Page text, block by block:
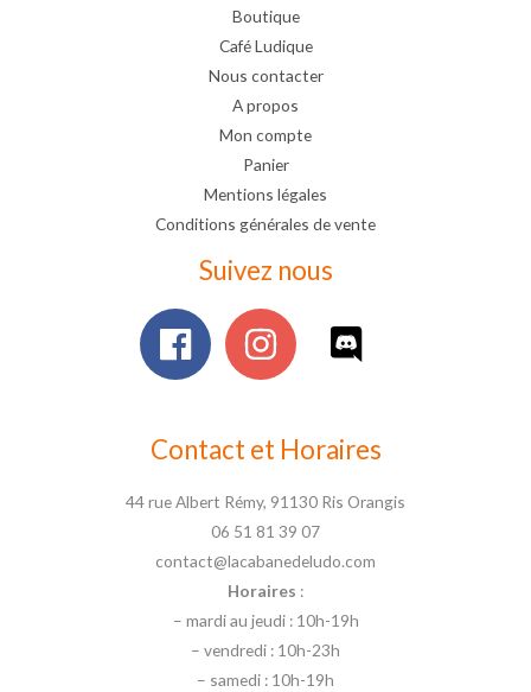
Boutique
Café Ludique
Nous contacter
A propos
Mon compte
Panier
Mentions légales
Conditions générales de vente
Suivez nous
Contact et Horaires
44 rue Albert Rémy, 91130 Ris Orangis
06 51 81 39 07
contact@lacabanedeludo.com
Horaires :
– mardi au jeudi : 10h-19h
– vendredi : 10h-23h
– samedi : 10h-19h